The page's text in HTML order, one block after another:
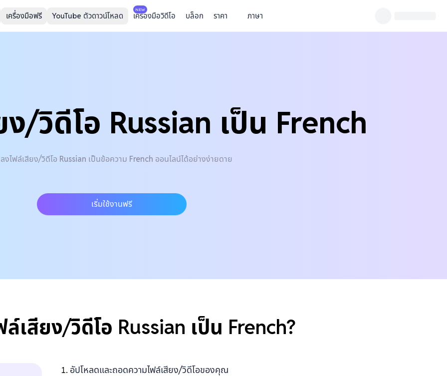
เครื่องมือฟรี YouTube ตัวดาวน์โหลด
NEW
เครื่องมือวิดีโอ บล็อก ราคา ภาษา
/วิดีโอ Russian เป็น French
งไฟล์เสียง/วิดีโอ Russian เป็นข้อความ French ออนไลน์ได้อย่างง่ายดาย
เริ่มใช้งานฟรี
เสียง/วิดีโอ Russian เป็น French?
อัปโหลดและถอดความไฟล์เสียง/วิดีโอของคุณ